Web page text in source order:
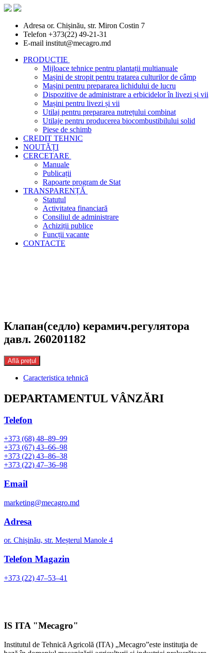
Adresa or. Chișinău, str. Miron Costin 7
Telefon +373(22) 49-21-31
E-mail institut@mecagro.md
PRODUCȚIE
Mijloace tehnice pentru plantații multianuale
Mașini de stropit pentru tratarea culturilor de câmp
Mașini pentru prepararea lichidului de lucru
Dispozitive de administrare a erbicidelor în livezi și vii
Mașini pentru livezi și vii
Utilaj pentru prepararea nutrețului combinat
Utilaje pentru producerea biocombustibilului solid
Piese de schimb
CREDIT TEHNIC
NOUTĂȚI
CERCETARE
Manuale
Publicații
Rapoarte program de Stat
TRANSPARENȚĂ
Statutul
Activitatea financiară
Consiliul de administrare
Achiziții publice
Funcții vacante
CONTACTE
Клапан(седло) керамич.регулятора
давл. 260201182
Află prețul
Caracteristica tehnică
DEPARTAMENTUL VÂNZĂRI
Telefon
+373 (68) 48–89–99
+373 (67) 43–66–98
+373 (22) 43–86–38
+373 (22) 47–36–98
Email
marketing@mecagro.md
Adresa
or. Chișinău, str. Meșterul Manole 4
Telefon Magazin
+373 (22) 47–53–41
IS ITA "Mecagro"
Institutul de Tehnică Agricolă (ITA) „Mecagro”este instituţia de